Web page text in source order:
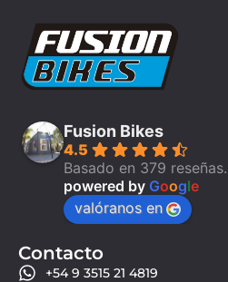
Fusion Bikes
4.5
Basado en 379 reseñas.
powered by Google
valóranos en
Contacto
+54 9 3515 21 4819